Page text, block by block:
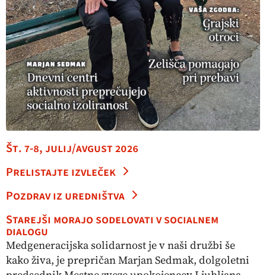
Št. 7-8, julij/avgust 2026
Prelistajte izvleček
Pozdrav iz uredništva
Starejši morajo sodelovati v socialnem
dialogu
Medgeneracijska solidarnost je v naši družbi še
kako živa, je prepričan Marjan Sedmak, dolgoletni